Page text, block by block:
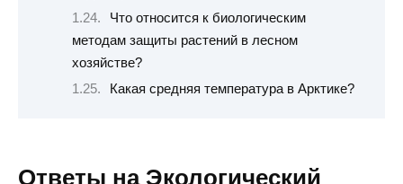
Что относится к биологическим
методам защиты растений в лесном
хозяйстве?
Какая средняя температура в Арктике?
Ответы на Экологический